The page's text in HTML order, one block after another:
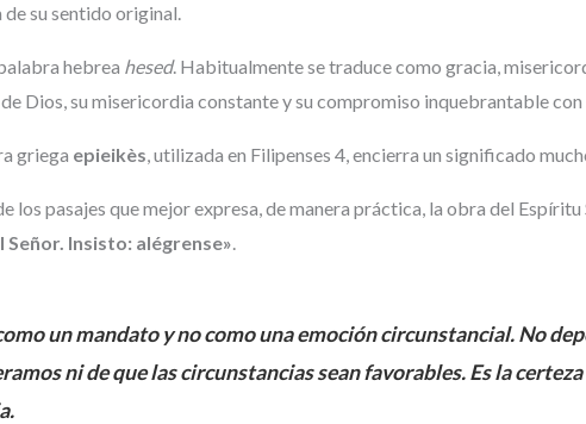
su sentido original.
hebrea hesed. Habitualmente se traduce como gracia,
Dios, su misericordia constante y su compromiso inquebrantable con
griega epieikès, utilizada en Filipenses 4, encierra un significado
los pasajes que mejor expresa, de manera práctica, la obra del
Señor. Insisto: alégrense».
un mandato y no como una emoción circunstancial. No
ni de que las circunstancias sean favorables. Es la